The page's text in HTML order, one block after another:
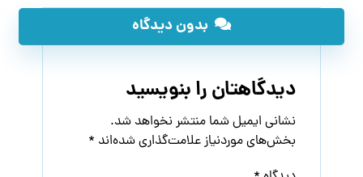
بدون دیدگاه
دیدگاهتان را بنویسید
نشانی ایمیل شما منتشر نخواهد شد.
بخش‌های موردنیاز علامت‌گذاری شده‌اند *